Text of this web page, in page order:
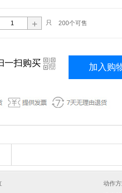
+ 只 200个可售
加入购
一扫购买 i
动作